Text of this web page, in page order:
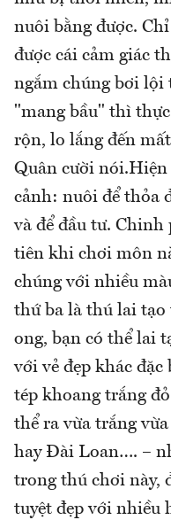
nuôi bằng được.
được cái cảm giác
ngắm chúng bơi lội
"mang bầu" thì
rộn, lo lắng đến
Quân cười nói.Hiện
cảnh: nuôi để thỏa
và để đầu tư.
tiên khi chơi môn
chúng với nhiều
thứ ba là thú lai
ong, bạn có thể lai
với vẻ đẹp khác
tép khoang trắng
thể ra vừa trắng
hay Đài Loan…. –
trong thú chơi này,
tuyệt đẹp với nhiều